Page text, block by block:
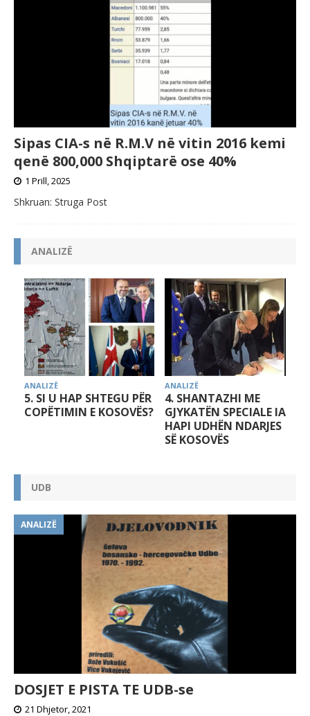
Sipas CIA-s në R.M.V në vitin 2016 kemi
qenë 800,000 Shqiptarë ose 40%
1 Prill, 2025
Shkruan: Struga Post
ANALIZË
ANALIZË
4. SHANTAZHI ME
GJYKATËN SPECIALE IA
ANALIZË
3. ELITAT POLITIKE TË
KOSOVËS DHE
NEGOCIATAT ME
SERBINË
UDB
ANALIZË
DOSJET E PISTA TE UDB-se
21 Dhjetor, 2021